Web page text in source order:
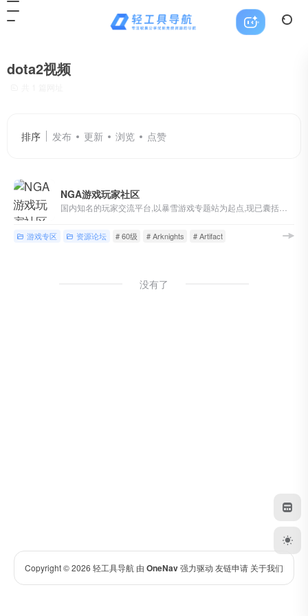
dota2视频
排序 发布 更新 浏览 点赞
NGA游戏玩家社区
游戏专区 资源论坛 # 60级 # Arknights # Artifact
没有了
Copyright © 2026 轻工具导航 由 OneNav强力驱动 友链申请 关于我们